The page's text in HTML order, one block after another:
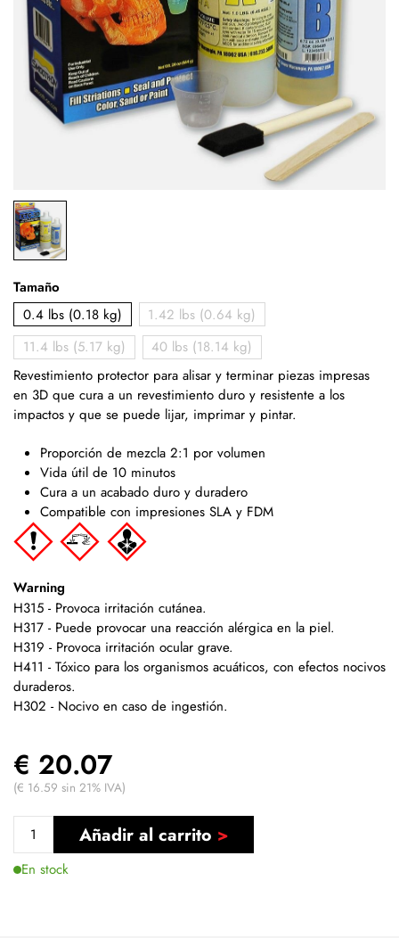
Tamaño
0.4 lbs (0.18 kg)
1.42 lbs (0.64 kg)
11.4 lbs (5.17 kg)
40 lbs (18.14 kg)
Revestimiento protector para alisar y terminar piezas impresas
en 3D que cura a un revestimiento duro y resistente a los
impactos y que se puede lijar, imprimar y pintar.
Proporción de mezcla 2:1 por volumen
Vida útil de 10 minutos
Cura a un acabado duro y duradero
Compatible con impresiones SLA y FDM
Warning
H315 - Provoca irritación cutánea.
H317 - Puede provocar una reacción alérgica en la piel.
H319 - Provoca irritación ocular grave.
H411 - Tóxico para los organismos acuáticos, con efectos nocivos
duraderos.
H302 - Nocivo en caso de ingestión.
€ 20.07
(€ 16.59 sin 21% IVA)
Añadir al carrito
En stock